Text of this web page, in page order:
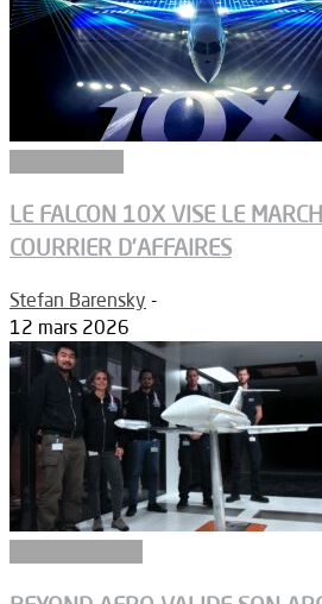
LE FALCON 10X VISE LE
COURRIER D’AFFAIRES
Stefan Barensky -
12 mars 2026